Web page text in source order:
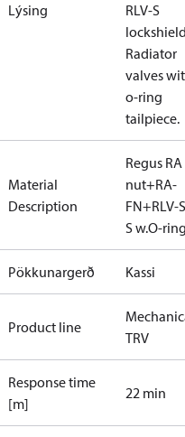
Lýsing
RLV-S
Radiator
valves
o-ring
tailpiece.
Material
Description
Regus RA
nut+RA-
FN+RLV-
S w.O-
Pökkunargerð Kassi
Product line
TRV
Response time
[m]
22 min